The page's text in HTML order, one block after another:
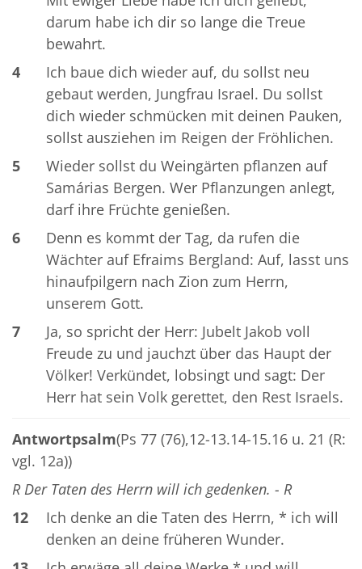
darum habe ich dir so lange die Treue
bewahrt.
4
Ich baue dich wieder auf, du sollst neu
gebaut werden, Jungfrau Israel. Du sollst
dich wieder schmücken mit deinen Pauken,
sollst ausziehen im Reigen der Fröhlichen.
5
Wieder sollst du Weingärten pflanzen auf
Samárias Bergen. Wer Pflanzungen anlegt,
darf ihre Früchte genießen.
6
Denn es kommt der Tag, da rufen die
Wächter auf Efraims Bergland: Auf, lasst uns
hinaufpilgern nach Zion zum Herrn,
unserem Gott.
7
Ja, so spricht der Herr: Jubelt Jakob voll
Freude zu und jauchzt über das Haupt der
Völker! Verkündet, lobsingt und sagt: Der
Herr hat sein Volk gerettet, den Rest Israels.
Antwortpsalm(Ps 77 (76),12-13.14-15.16 u. 21 (R:
vgl. 12a))
R Der Taten des Herrn will ich gedenken. - R
12
Ich denke an die Taten des Herrn, * ich will
denken an deine früheren Wunder.